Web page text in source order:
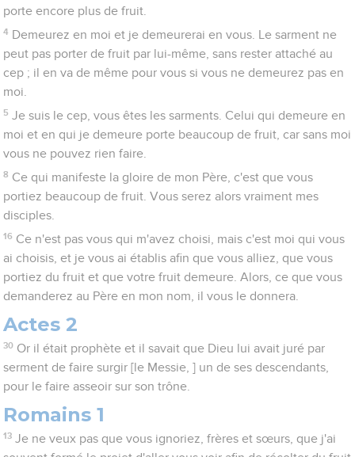
porte encore plus de fruit.
4 Demeurez en moi et je demeurerai en vous. Le sarment ne
peut pas porter de fruit par lui-même, sans rester attaché au
cep ; il en va de même pour vous si vous ne demeurez pas en
moi.
5 Je suis le cep, vous êtes les sarments. Celui qui demeure en
moi et en qui je demeure porte beaucoup de fruit, car sans moi
vous ne pouvez rien faire.
8 Ce qui manifeste la gloire de mon Père, c'est que vous
portiez beaucoup de fruit. Vous serez alors vraiment mes
disciples.
16 Ce n'est pas vous qui m'avez choisi, mais c'est moi qui vous
ai choisis, et je vous ai établis afin que vous alliez, que vous
portiez du fruit et que votre fruit demeure. Alors, ce que vous
demanderez au Père en mon nom, il vous le donnera.
Actes 2
30 Or il était prophète et il savait que Dieu lui avait juré par
serment de faire surgir [le Messie, ] un de ses descendants,
pour le faire asseoir sur son trône.
Romains 1
13 Je ne veux pas que vous ignoriez, frères et sœurs, que j'ai